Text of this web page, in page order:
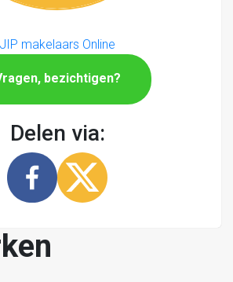
JIP makelaars Online
bezichtigen?
Delen via: